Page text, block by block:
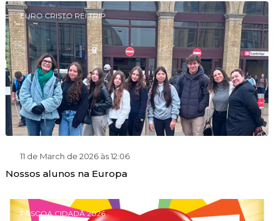
EURO CRISTO REI TRIP
11 de March de 2026 às 12:06
Nossos alunos na Europa
PÁSCOA CIDADÃ 2026